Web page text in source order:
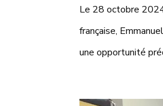
Le 28 octobre
française,
une opportunité